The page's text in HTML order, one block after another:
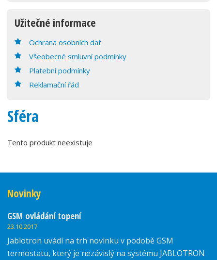
Užitečné informace
Ochrana osobních dat
Všeobecné smluvní podmínky
Platební podmínky
Reklamační řád
Sféra
Tento produkt neexistuje
Novinky
GSM ovládání topení
23.10.2017
Jablotron uvádí na trh novinku v podobě GSM
termostatu, který je nezávislý na systému JABLOTRON